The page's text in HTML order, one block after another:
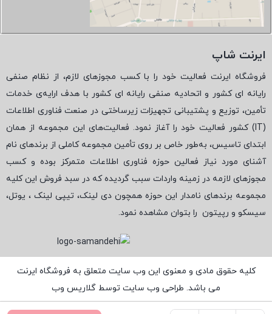
ایرنت شاپ
فروشگاه ایرنت فعالیت خود را با کسب مجوزهای لازم، از نظام صنفی
رایانه ای کشور و اتحادیه صنفی رایانه ای کشور با هدف ارایه‌ی خدمات
تأمین، توزیع و پشتیبانی تجهیزات زیرساختی در صنعت فناوری اطلاعات
(
IT) کشور فعالیت خود را آغاز نمود. فعالیت‌های این مجموعه از همان
ابتدای تاسیس، به‌طور خاص بر روی تأمین مجموعه کاملی از برندهای نام
آشنای مورد نیاز فعالین حوزه فناوری اطلاعات متمرکز بوده و کسب
مجوزهای لازمه در زمینه واردات سبب گردیده که در سبد فروش این کلیه
مجموعه برندهای نامدار این حوزه همچون دی لینک، تیپی لینک ، یوتل،
سیسکو و رپیتون را بتوان مشاهده نمود.
کلیه حقوق مادی و معنوی این وب سایت متعلق به فروشگاه ایرنت
می باشد. طراحی وب سایت توسط گلاریس وب